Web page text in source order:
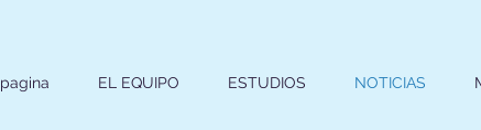
EL EQUIPO ESTUDIOS NOTICIAS